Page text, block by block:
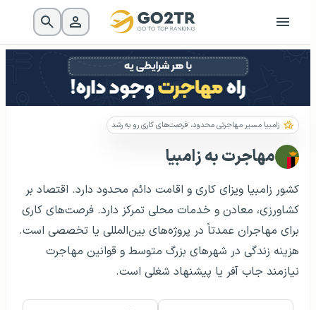
زامبیا مسیر مهاجرتی محدود، فرصت‌های کاری رو به رشد
مهاجرت به زامبیا
کشور زامبیا ویزای کاری و اقامت دائم محدود دارد. اقتصاد بر
کشاورزی، معادن و خدمات محلی تمرکز دارد. فرصت‌های کاری
برای مهاجران عمدتاً در پروژه‌های بین‌المللی یا تخصصی است.
هزینه زندگی در شهرهای بزرگ متوسط و قوانین مهاجرت
نیازمند جاب آفر یا پیشنهاد شغلی است.